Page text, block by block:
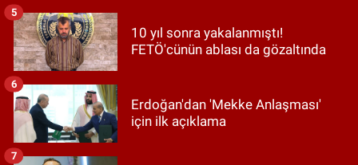
10 yıl sonra yakalanmıştı!
FETÖ'cünün ablası da gözaltında
5
Erdoğan'dan 'Mekke Anlaşması'
için ilk açıklama
6
7